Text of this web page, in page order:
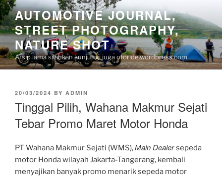
Skip
to
content
AUTOMOTIVE JOURNAL,
STREET PHOTOGRAPHY,
NATURE SHOT
Arsip lama silahkan kunjungi juga otoride.wordpress.com
POSTED
20/03/2024 BY ADMIN
Tinggal Pilih, Wahana Makmur Sejati
Tebar Promo Maret Motor Honda
PT Wahana Makmur Sejati (WMS),Main Dealersepeda
motor Honda wilayah Jakarta-Tangerang, kembali
menyajikan banyak promo menarik sepeda motor